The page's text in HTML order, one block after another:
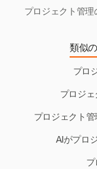
プロジェクト管
類似
プロ
プロジ
プロジェクト
AIがプロ